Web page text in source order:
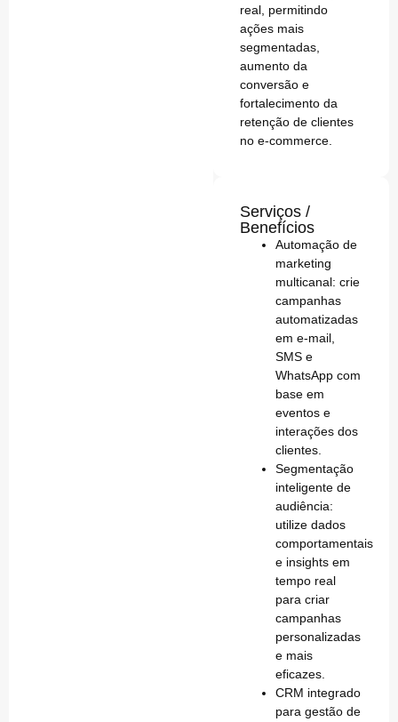
real, permitindo
ações mais
segmentadas,
aumento da
conversão e
fortalecimento da
retenção de clientes
no e-commerce.
Serviços /
Benefícios
Automação de
marketing
multicanal: crie
campanhas
automatizadas
em e-mail,
SMS e
WhatsApp com
base em
eventos e
interações dos
clientes.
Segmentação
inteligente de
audiência:
utilize dados
comportamentais
e insights em
tempo real
para criar
campanhas
personalizadas
e mais
eficazes.
CRM integrado
para gestão de